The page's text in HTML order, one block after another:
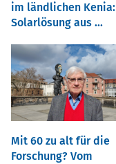
im ländlichen Kenia:
Solarlösung aus ...
Mit 60 zu alt für die
Forschung? Vom